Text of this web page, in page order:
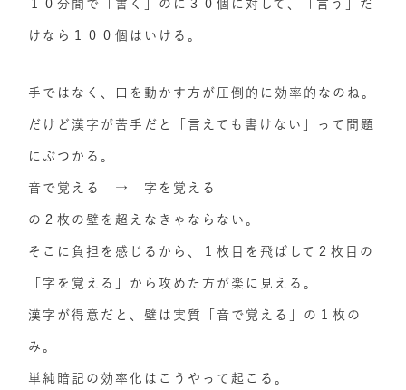
１０分間で「書く」のに３０個に対して、「言う」だ
けなら１００個はいける。
手ではなく、口を動かす方が圧倒的に効率的なのね。
だけど漢字が苦手だと「言えても書けない」って問題
にぶつかる。
音で覚える → 字を覚える
の２枚の壁を超えなきゃならない。
そこに負担を感じるから、１枚目を飛ばして２枚目の
「字を覚える」から攻めた方が楽に見える。
漢字が得意だと、壁は実質「音で覚える」の１枚の
み。
単純暗記の効率化はこうやって起こる。